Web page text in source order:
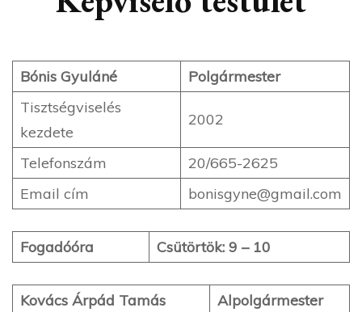
Bónis Gyuláné
Polgármester
Tisztségviselés
kezdete
2002
Telefonszám
20/665-2625
Email cím
bonisgyne@gmail.com
Fogadóóra Csütörtök: 9 – 10
Kovács Árpád Tamás
Alpolgármester